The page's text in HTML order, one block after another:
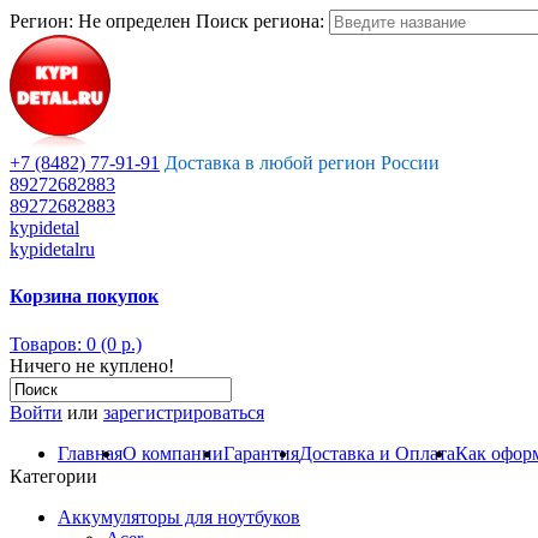
Регион: Не определен Поиск региона:
+7 (8482) 77-91-91 Доставка в любой регион России
89272682883
89272682883
kypidetal
kypidetalru
Корзина покупок
Товаров: 0 (0 р.)
Ничего не куплено!
Войти или зарегистрироваться
ГлавнаяО компанииГарантияДоставка и ОплатаКак
Категории
Аккумуляторы для ноутбуков